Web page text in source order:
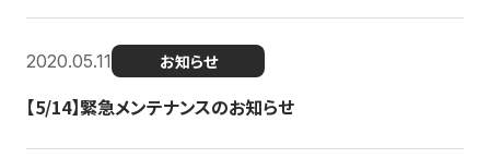
2020.05.11 お知らせ
【5/14】緊急メンテナンスのお知らせ